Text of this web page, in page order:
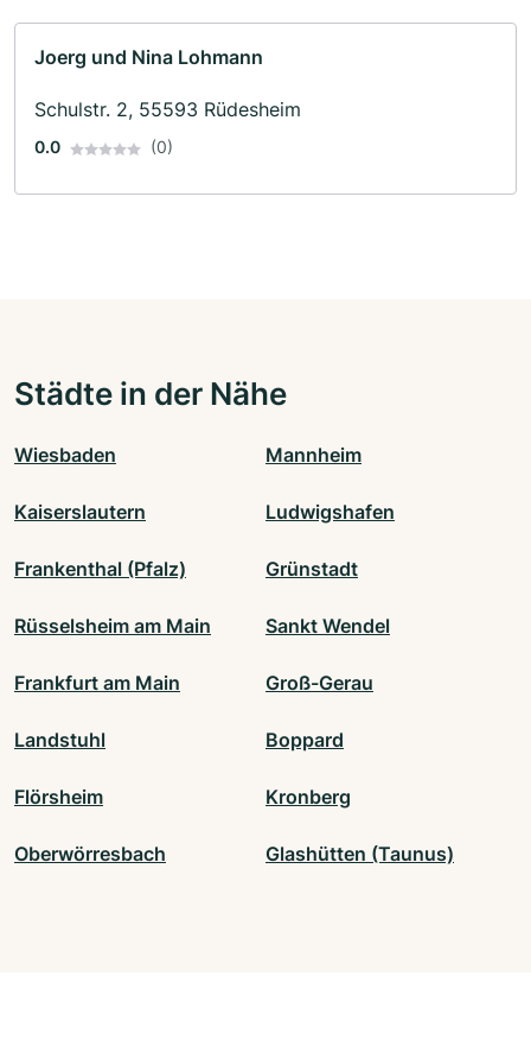
Joerg und Nina Lohmann
Schulstr. 2, 55593 Rüdesheim
0.0 (0)
Städte in der Nähe
Wiesbaden Mannheim
Kaiserslautern Ludwigshafen
Frankenthal (Pfalz) Grünstadt
Rüsselsheim am Main Sankt Wendel
Frankfurt am Main Groß-Gerau
Landstuhl Boppard
Flörsheim Kronberg
Oberwörresbach Glashütten (Taunus)